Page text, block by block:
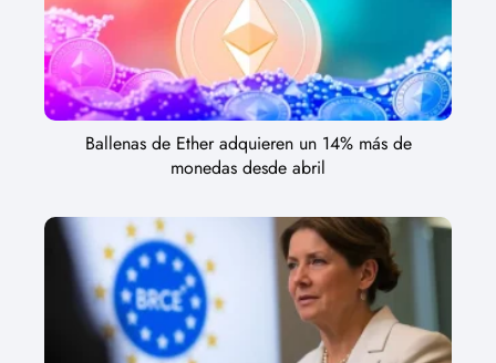
Ballenas de Ether adquieren un 14% más de
monedas desde abril